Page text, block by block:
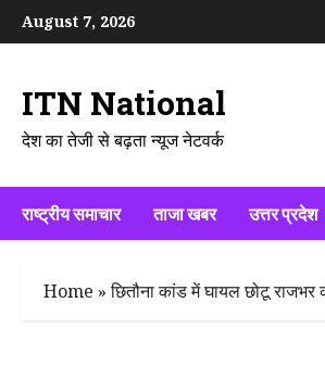
Skip
to
August 7, 2026
ITN National
देश का तेजी से बढ़ता न्यूज नेटवर्क
राष्ट्रीय समाचार ताजा खबर उत्तर प्रदेश
Home »छितौना कांड में घायल छोटू राजभर